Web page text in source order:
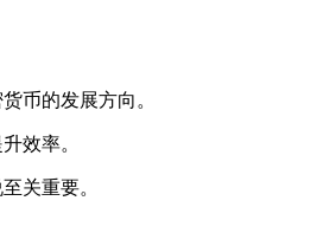
币的发展方向。
效率。
关重要。